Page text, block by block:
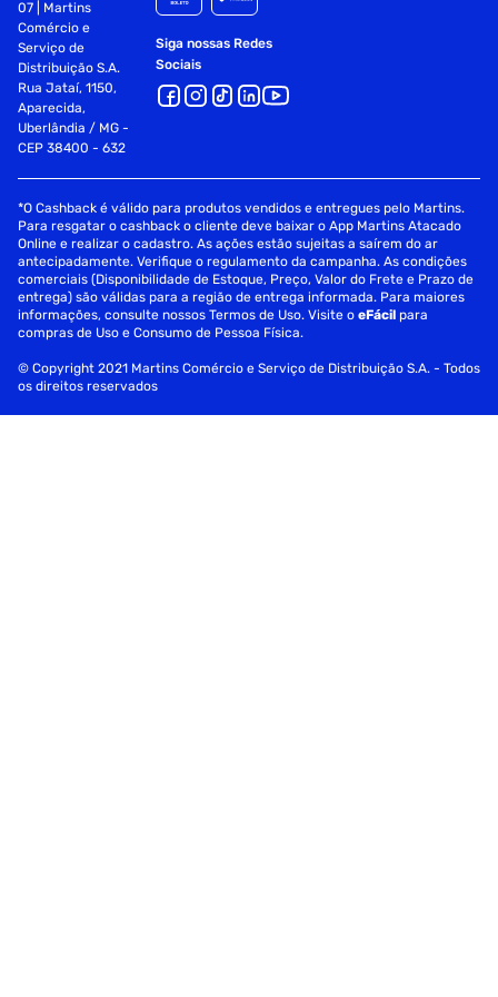
07 | Martins
Comércio e
Serviço de
Distribuição S.A.
Rua Jataí, 1150,
Aparecida,
Uberlândia / MG -
CEP 38400 - 632
Siga nossas Redes
Sociais
*O Cashback é válido para produtos vendidos e entregues pelo Martins.
Para resgatar o cashback o cliente deve baixar o App Martins Atacado
Online e realizar o cadastro. As ações estão sujeitas a saírem do ar
antecipadamente. Verifique o regulamento da campanha. As condições
comerciais (Disponibilidade de Estoque, Preço, Valor do Frete e Prazo de
entrega) são válidas para a região de entrega informada. Para maiores
informações, consulte nossos Termos de Uso. Visite oeFácil para
compras de Uso e Consumo de Pessoa Física.
© Copyright 2021 Martins Comércio e Serviço de Distribuição S.A. - Todos
os direitos reservados